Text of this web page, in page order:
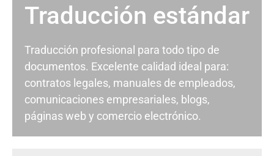
Traducción estándar
Traducción profesional para todo tipo de
documentos. Excelente calidad ideal para:
contratos legales, manuales de empleados,
comunicaciones empresariales, blogs,
páginas web y comercio electrónico.